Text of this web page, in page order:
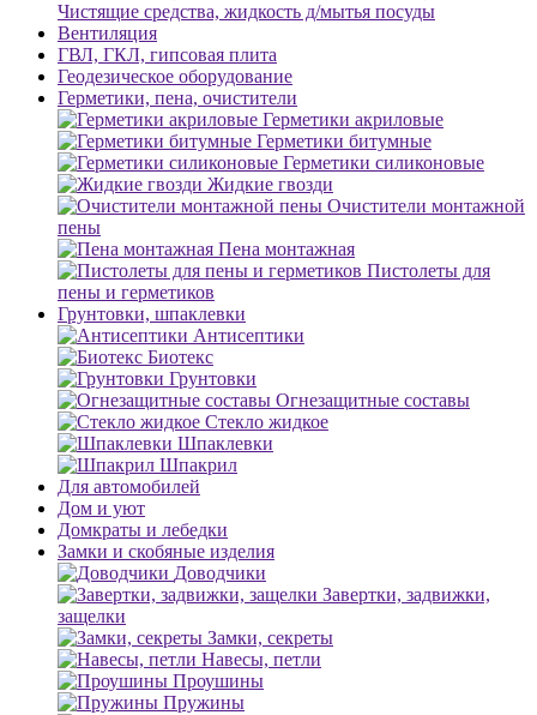
Чистящие средства, жидкость д/мытья посуды
Вентиляция
ГВЛ, ГКЛ, гипсовая плита
Геодезическое оборудование
Герметики, пена, очистители
Герметики акриловые
Герметики битумные
Герметики силиконовые
Жидкие гвозди
Очистители монтажной
пены
Пена монтажная
Пистолеты для
пены и герметиков
Грунтовки, шпаклевки
Антисептики
Биотекс
Грунтовки
Огнезащитные составы
Стекло жидкое
Шпаклевки
Шпакрил
Для автомобилей
Дом и уют
Домкраты и лебедки
Замки и скобяные изделия
Доводчики
Завертки, задвижки,
защелки
Замки, секреты
Навесы, петли
Проушины
Пружины